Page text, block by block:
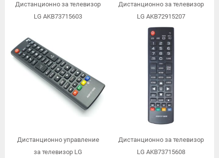
Дистанционно за телевизор
LG AKB73715603
Дистанционно за телевизор
LG AKB72915207
Дистанционно управление
за телевизор LG
Дистанционно за телевизор
LG AKB73715608